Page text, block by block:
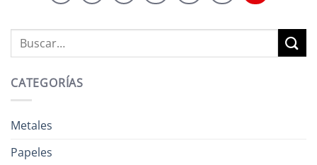
CATEGORÍAS
Metales
Papeles